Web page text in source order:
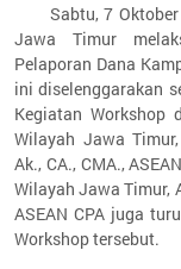
Sabtu, 7
Jawa Timur
Pelaporan Dana
ini diselenggarakan
Kegiatan Workshop
Wilayah Jawa
Ak., CA., CMA.,
Wilayah Jawa Timur,
ASEAN CPA juga
Workshop tersebut.